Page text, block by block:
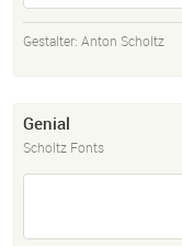
Gestalter: Anton Scholtz
Genial
Scholtz Fonts